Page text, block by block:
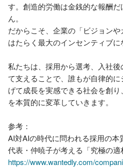
す。創造的労働は金銭的な報酬
ん。
だからこそ、企業の「ビジョンや
はたらく最大のインセンティブに
私たちは、採用から選考、入社
て支えることで、誰もが自律的
げて成長を実感できる社会を創り
を本質的に変革していきます。
参考：
AI対AIの時代に問われる採用の
https://www.wantedly.com/